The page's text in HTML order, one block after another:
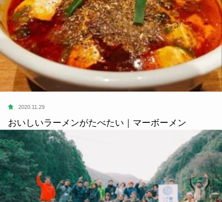
食 2020.11.29
おいしいラーメンがたべたい｜マーボーメン